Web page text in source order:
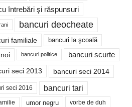
întrebări şi răspunsuri
bancuri deocheate
familiale bancuri la şcoală
bancuri politice bancuri scurte
seci 2013 bancuri seci 2014
seci 2016 bancuri tari
umor negru vorbe de duh